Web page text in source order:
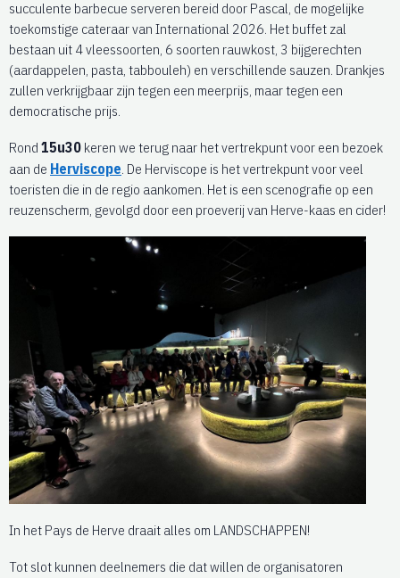
succulente barbecue serveren bereid door Pascal, de mogelijke
toekomstige cateraar van International 2026. Het buffet zal
bestaan uit 4 vleessoorten, 6 soorten rauwkost, 3 bijgerechten
(aardappelen, pasta, tabbouleh) en verschillende sauzen. Drankjes
zullen verkrijgbaar zijn tegen een meerprijs, maar tegen een
democratische prijs.
Rond 15u30 keren we terug naar het vertrekpunt voor een bezoek
aan de Herviscope. De Herviscope is het vertrekpunt voor veel
toeristen die in de regio aankomen. Het is een scenografie op een
reuzenscherm, gevolgd door een proeverij van Herve-kaas en cider!
In het Pays de Herve draait alles om LANDSCHAPPEN!
Tot slot kunnen deelnemers die dat willen de organisatoren